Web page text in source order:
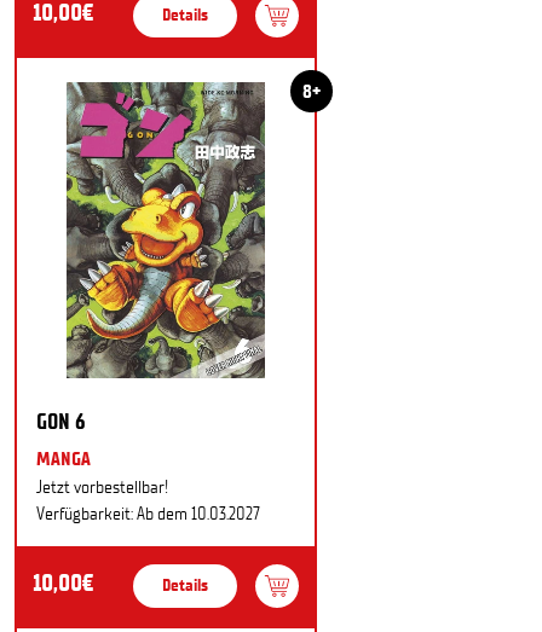
10,00€ Details
8+
GON 6
MANGA
Jetzt vorbestellbar!
Verfügbarkeit: Ab dem 10.03.2027
10,00€ Details